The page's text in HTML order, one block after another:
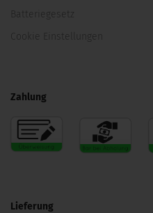
Batteriegesetz
Cookie Einstellungen
Zahlung
Lieferung